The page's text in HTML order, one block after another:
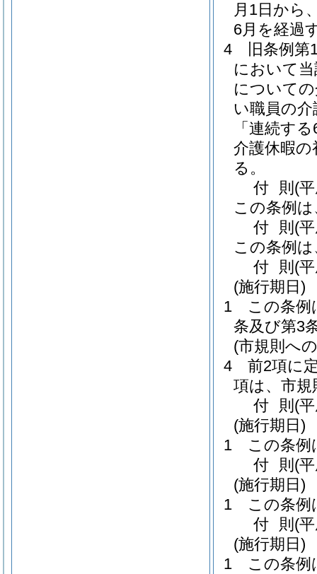
月1日から
6月を経過
4
旧条例
において
について
い職員の
「連続す
介護休暇
る。
付 則 (
この条例
付 則 (
この条例
付 則 (
(施行期日)
1
この条例
条及び第3
(市規則へ
4
前2項に
項は、市
付 則 (
(施行期日)
1
この条例
付 則 (
(施行期日)
1
この条例
付 則 (
(施行期日)
1
この条例